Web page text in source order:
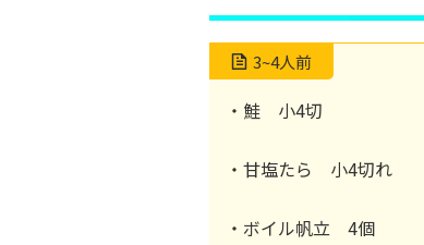
3~4人前
・鮭 小4切
・甘塩たら 小4切れ
・ボイル帆立 4個